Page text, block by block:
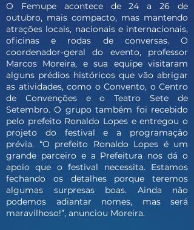
O Femupe acontece de 24 a 26 de
outubro, mais compacto, mas mantendo
atrações locais, nacionais e internacionais,
oficinas e rodas de conversas. O
coordenador-geral do evento, professor
Marcos Moreira, e sua equipe visitaram
alguns prédios históricos que vão abrigar
as atividades, como o Convento, o Centro
de Convenções e o Teatro Sete de
Setembro. O grupo também foi recebido
pelo prefeito Ronaldo Lopes e entregou o
projeto do festival e a programação
prévia. “O prefeito Ronaldo Lopes é um
grande parceiro e a Prefeitura nos dá o
apoio que o festival necessita. Estamos
fechando os detalhes porque teremos
algumas surpresas boas. Ainda não
podemos adiantar nomes, mas será
maravilhoso!”, anunciou Moreira.